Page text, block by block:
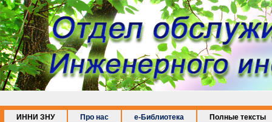
ИННИ ЗНУ Про нас e-Библиотека Полные тексты